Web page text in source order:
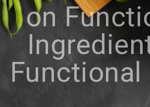
on
Functional